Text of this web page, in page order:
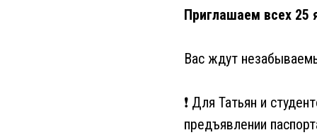
Приглашаем всех 25
Вас ждут
❗️ Для Татьян и
предъявлении